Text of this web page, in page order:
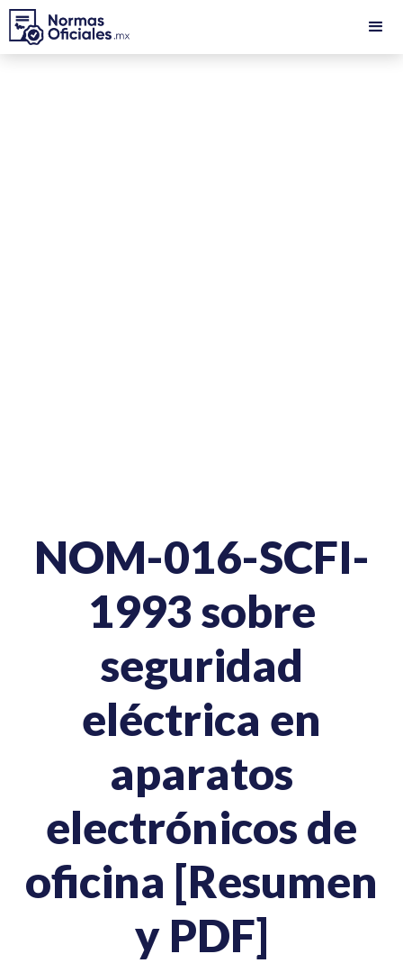
NOM-016-SCFI-
1993 sobre
seguridad
eléctrica en
aparatos
electrónicos de
oficina [Resumen
y PDF]